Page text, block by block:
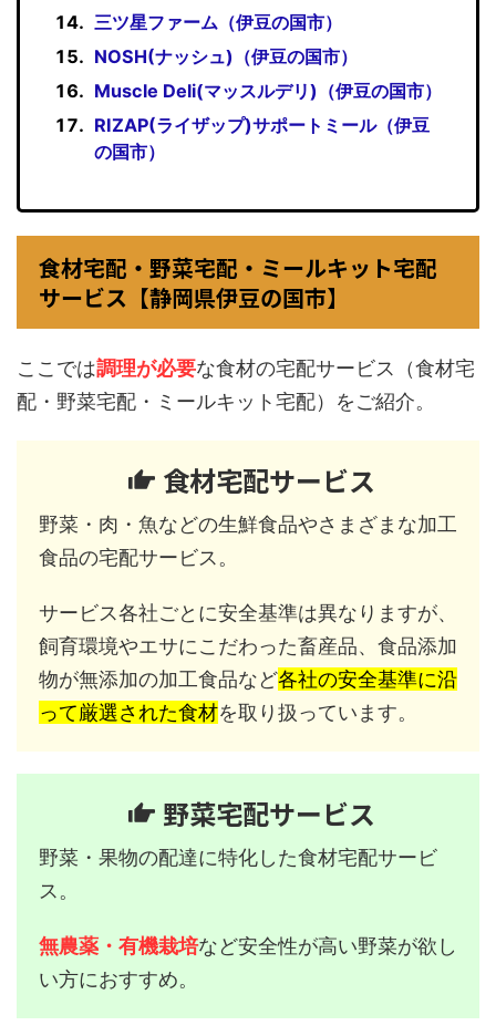
三ツ星ファーム（伊豆の国市）
NOSH(ナッシュ)（伊豆の国市）
Muscle Deli(マッスルデリ)（伊豆の国市）
RIZAP(ライザップ)サポートミール（伊豆
の国市）
食材宅配・野菜宅配・ミールキット宅配
サービス【静岡県伊豆の国市】
ここでは調理が必要な食材の宅配サービス（食材宅
配・野菜宅配・ミールキット宅配）をご紹介。
食材宅配サービス
野菜・肉・魚などの生鮮食品やさまざまな加工
食品の宅配サービス。
サービス各社ごとに安全基準は異なりますが、
飼育環境やエサにこだわった畜産品、食品添加
物が無添加の加工食品など各社の安全基準に沿
って厳選された食材を取り扱っています。
野菜宅配サービス
野菜・果物の配達に特化した食材宅配サービ
ス。
無農薬・有機栽培など安全性が高い野菜が欲し
い方におすすめ。